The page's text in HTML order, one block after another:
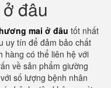
đâu
mai ở đâu tốt nhất
uy tín để đảm bảo chất
hàng có thể liên hệ với
về sản phẩm giường
số lượng bệnh nhân